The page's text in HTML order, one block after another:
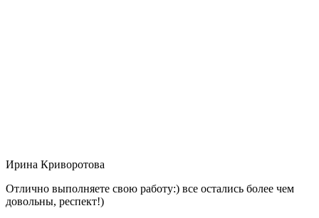
Ирина Криворотова
Отлично выполняете свою работу:) все остались более чем
довольны, респект!)